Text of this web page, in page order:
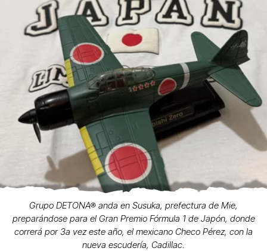
Grupo DETONA® anda en Susuka, prefectura de Mie,
preparándose para el Gran Premio Fórmula 1 de Japón, donde
correrá por 3a vez este año, el mexicano Checo Pérez, con la
nueva escudería, Cadillac.